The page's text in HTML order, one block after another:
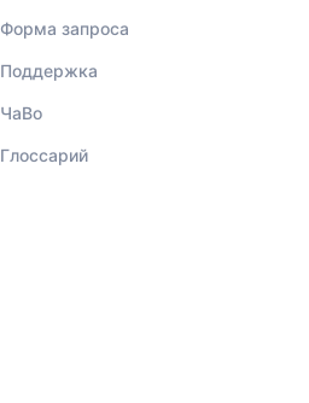
Форма запроса
Поддержка
ЧаВо
Глоссарий